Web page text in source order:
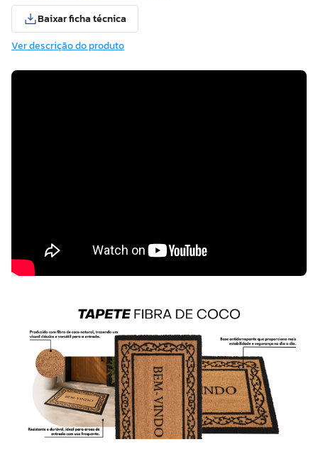
Baixar ficha técnica
Ver descrição do produto